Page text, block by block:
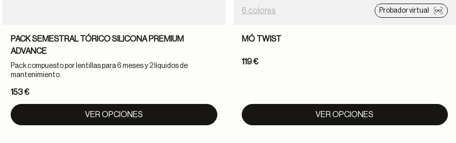
PACK SEMESTRAL TÓRICO SILICONA PREMIUM
ADVANCE
Pack compuesto por lentillas para 6 meses y 2 líquidos de
mantenimiento.
153 €
VER OPCIONES
6 colores Probador virtual
MÓ TWIST
119 €
VER OPCIONES